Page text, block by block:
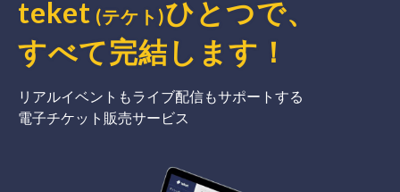
teket (テケト)ひとつで、
すべて完結 します ！
リアルイベントもライブ配信もサポートする
電子チケット販売サービス